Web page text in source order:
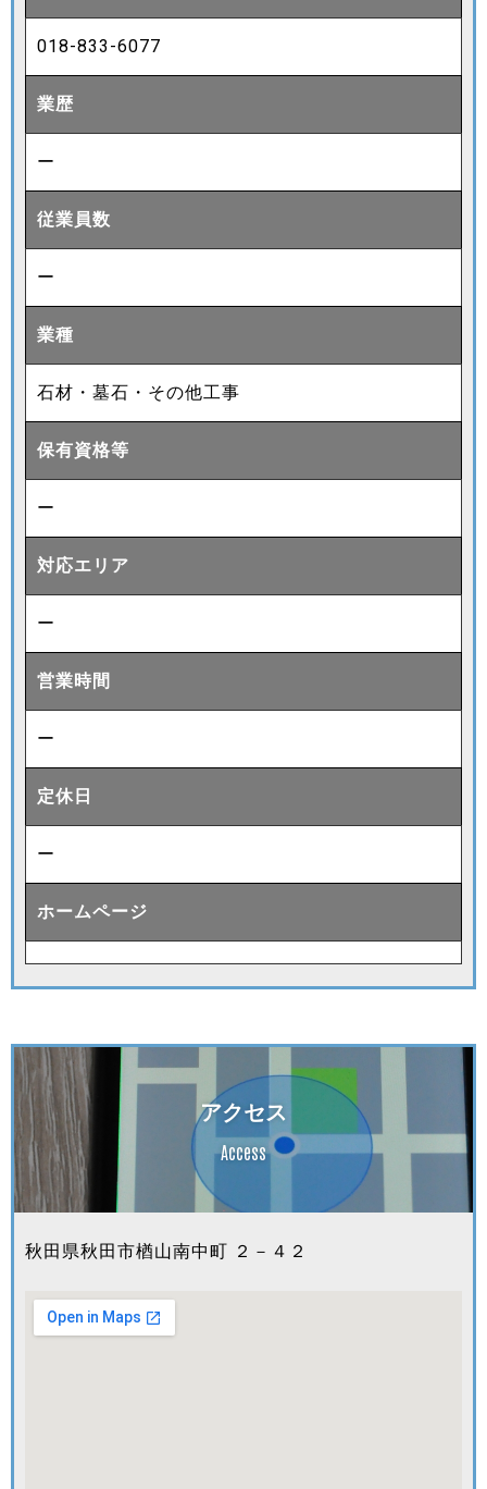
018-833-6077
業歴
ー
従業員数
ー
業種
石材・墓石・その他工事
保有資格等
ー
対応エリア
ー
営業時間
ー
定休日
ー
ホームページ
アクセス
Access
秋田県秋田市楢山南中町 ２－４２